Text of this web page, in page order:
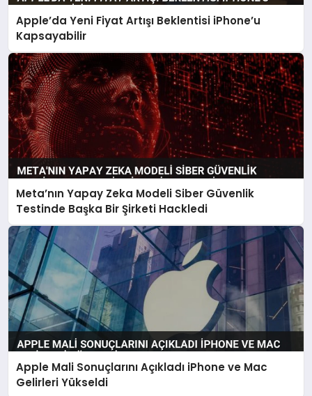
Apple’da Yeni Fiyat Artışı Beklentisi iPhone’u
Kapsayabilir
Meta’nın Yapay Zeka Modeli Siber Güvenlik
Testinde Başka Bir Şirketi Hackledi
Apple Mali Sonuçlarını Açıkladı iPhone ve Mac
Gelirleri Yükseldi